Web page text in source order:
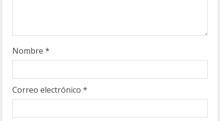
Nombre *
Correo electrónico *